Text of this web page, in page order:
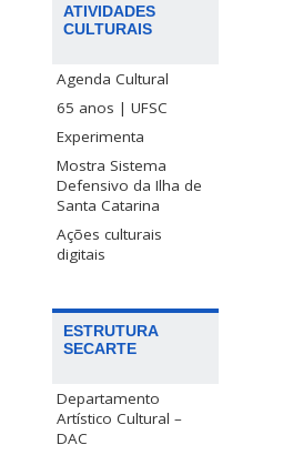
ATIVIDADES
CULTURAIS
Agenda Cultural
65 anos | UFSC
Experimenta
Mostra Sistema
Defensivo da Ilha de
Santa Catarina
Ações culturais
digitais
ESTRUTURA
SECARTE
Departamento
Artístico Cultural –
DAC